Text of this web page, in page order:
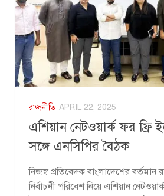
রাজনীতি APRIL 22, 2025
এশিয়ান নেটওয়ার্ক ফর ফ্রি
সঙ্গে এনসিপির বৈঠক
নিজস্ব প্রতিবেদক বাংলাদেশের বর্তমান
নির্বাচনী পরিবেশ নিয়ে এশিয়ান